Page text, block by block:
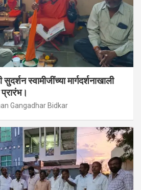
स्वामीजींच्या मार्गदर्शनाखाली
प्रारंभ।
Gangadhar Bidkar